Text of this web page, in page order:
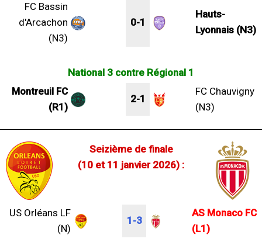
FC Bassin
d'Arcachon
(N3)
0-1
Hauts-
Lyonnais (N3)
National 3 contre Régional 1
Montreuil FC
(R1)
2-1
FC Chauvigny
(N3)
Seizième de finale
(10 et 11 janvier 2026) :
US Orléans LF
(N)
1-3
AS Monaco FC
(L1)